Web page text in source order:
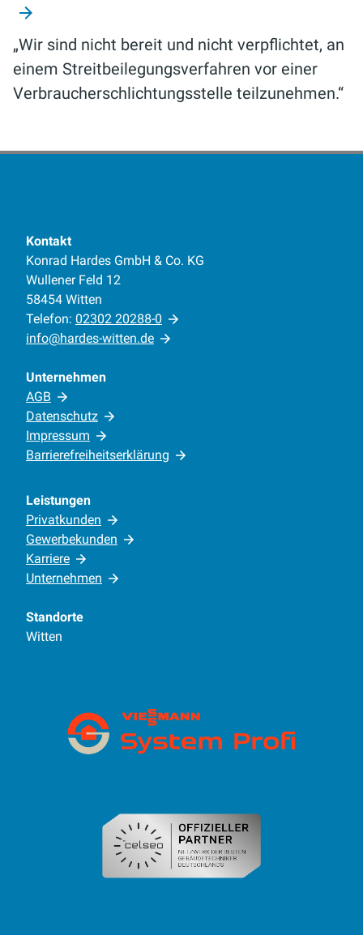
„Wir sind nicht bereit und nicht verpflichtet, an
einem Streitbeilegungsverfahren vor einer
Verbraucherschlichtungsstelle teilzunehmen.“
Kontakt
Konrad Hardes GmbH & Co. KG
Wullener Feld 12
58454 Witten
Telefon: 02302 20288-0
info@hardes-witten.de
Unternehmen
AGB
Datenschutz
Impressum
Barrierefreiheitserklärung
Leistungen
Privatkunden
Gewerbekunden
Karriere
Unternehmen
Standorte
Witten